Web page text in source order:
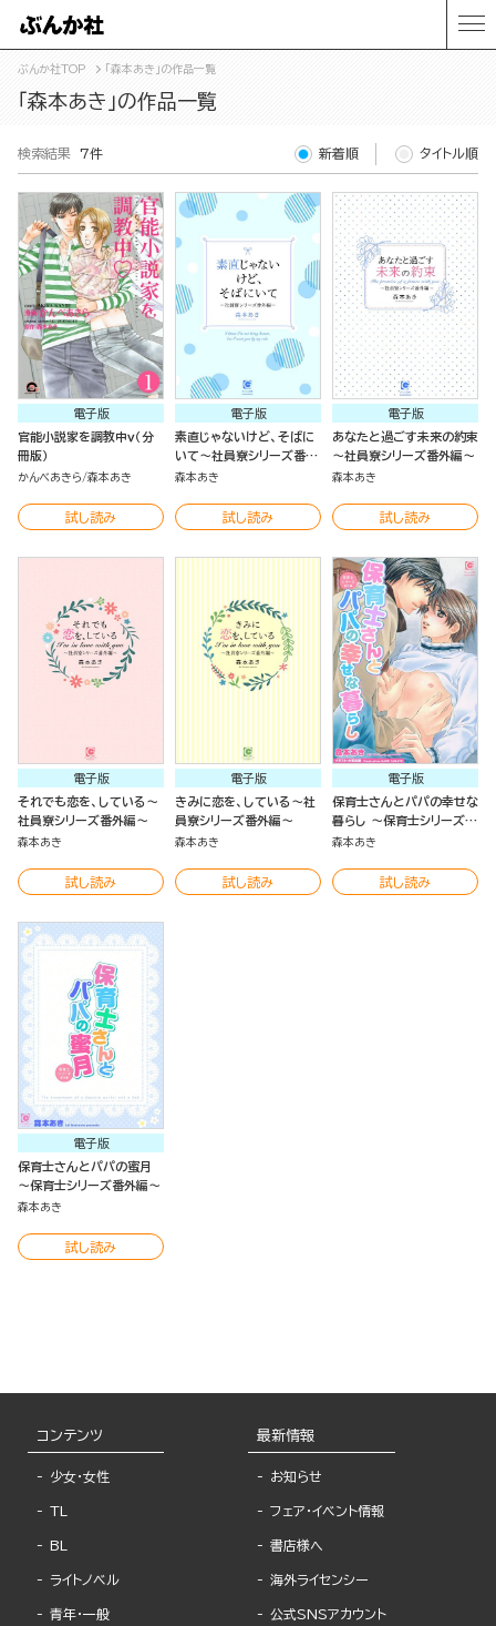
ぶんか社TOP 「森本あき」の作品一覧
「森本あき」の作品一覧
検索結果 7件 新着順 タイトル順
電子版
官能小説家を調教中ｖ（分
冊版）
かんべあきら 森本あき
試し読み
電子版
素直じゃないけど、そばに
いて～社員寮シリーズ番外
編～
森本あき
試し読み
電子版
あなたと過ごす未来の約束
～社員寮シリーズ番外編～
森本あき
試し読み
電子版
それでも恋を、している～
社員寮シリーズ番外編～
森本あき
試し読み
電子版
きみに恋を、している～社
員寮シリーズ番外編～
森本あき
試し読み
電子版
保育士さんとパパの幸せな
暮らし ～保育士シリーズ番
外編～
森本あき
試し読み
電子版
保育士さんとパパの蜜月
～保育士シリーズ番外編～
森本あき
試し読み
コンテンツ
少女・女性
TL
BL
ライトノベル
青年・一般
最新情報
お知らせ
フェア・イベント情報
書店様へ
海外ライセンシー
公式SNSアカウント